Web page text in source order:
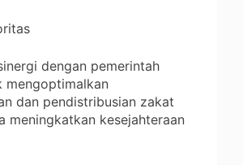
dengan pemerintah
mengoptimalkan
dan pendistribusian zakat
meningkatkan kesejahteraan